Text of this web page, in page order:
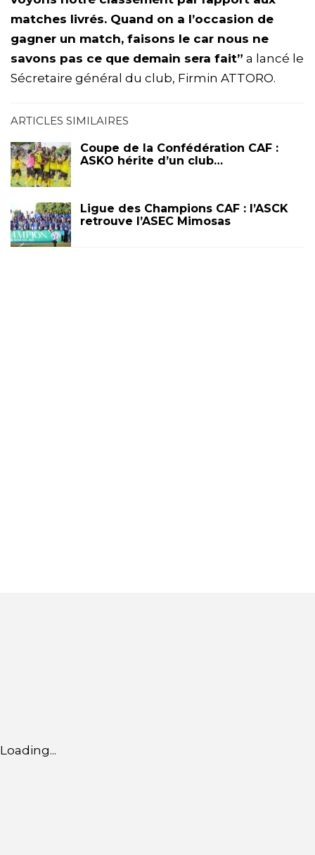
matches livrés. Quand on a l’occasion de
gagner un match, faisons le car nous ne
savons pas ce que demain sera fait” a lancé le
Sécretaire général du club, Firmin ATTORO.
ARTICLES SIMILAIRES
Coupe de la Confédération CAF :
ASKO hérite d’un club…
Ligue des Champions CAF : l’ASCK
retrouve l’ASEC Mimosas
Loading...